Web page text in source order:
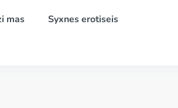
mas Syxnes erotiseis